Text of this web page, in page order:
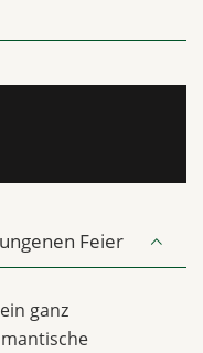
Feier
ganz